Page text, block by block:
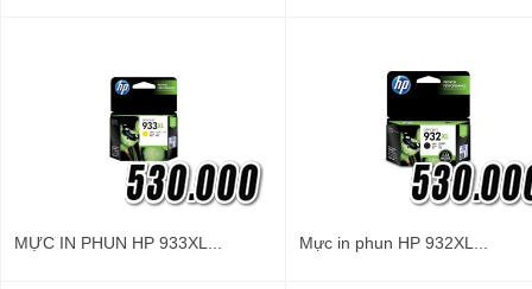
MỰC IN PHUN HP 933XL... Mực in phun HP 932XL...